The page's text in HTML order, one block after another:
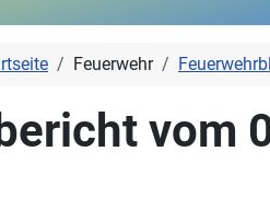
Feuerwehr
vom